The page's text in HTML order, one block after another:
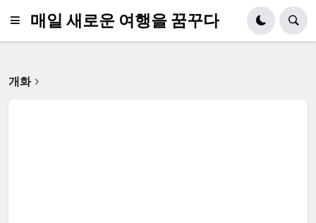
매일 새로운 여행을 꿈꾸다
개화